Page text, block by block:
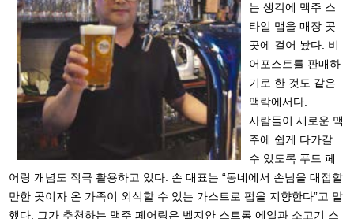
는 생각에 맥주 스
타일 맵을 매장 곳
곳에 걸어 놨다. 비
어포스트를 판매하
기로 한 것도 같은
맥락에서다.
사람들이 새로운 맥
주에 쉽게 다가갈
수 있도록 푸드 페
어링 개념도 적극 활용하고 있다. 손 대표는 “동네에서 손님을 대접할
만한 곳이자 온 가족이 외식할 수 있는 가스트로 펍을 지향한다”고 말
했다. 그가 추천하는 맥주 페어링은 벨지안 스트롱 에일과 소고기 스